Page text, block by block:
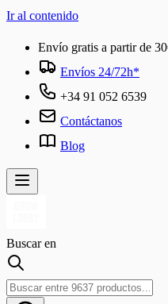
Ir al contenido
Envío gratis a partir de
Envíos 24/72h*
+34 91 052 6539
Contáctanos
Blog
Buscar en